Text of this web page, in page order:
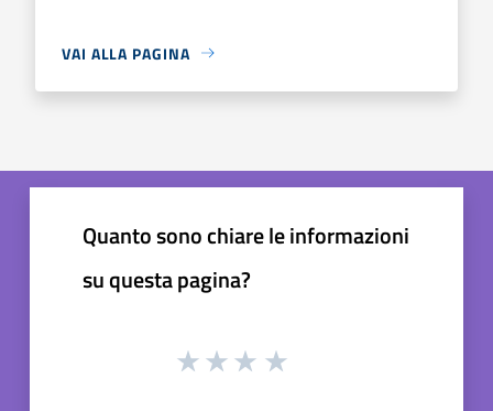
VAI ALLA PAGINA
Quanto sono chiare le informazioni
su questa pagina?